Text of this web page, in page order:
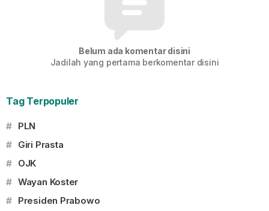
Belum ada komentar disini
Jadilah yang pertama berkomentar disini
Tag Terpopuler
# PLN
# Giri Prasta
# OJK
# Wayan Koster
# Presiden Prabowo